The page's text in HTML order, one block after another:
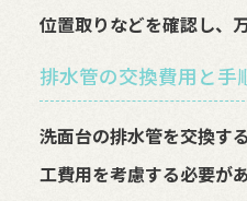
位置取りなどを確認し、
排水管の交換費用と手
洗面台の排水管を交換す
工費用を考慮する必要が